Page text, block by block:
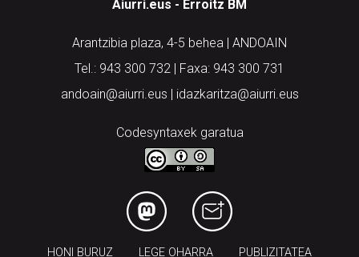
Arantzibia plaza, 4-5 behea | ANDOAIN
Tel.: 943 300 732 | Faxa: 943 300 731
andoain@aiurri.eus | idazkaritza@aiurri.eus
Codesyntaxek garatua
LEGE OHARRA
ARAUAK HARREMANETARAKO RSS